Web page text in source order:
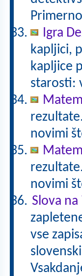
Igra
kapljici,
kapljice
starosti:
novimi
novimi
Slova na
vse